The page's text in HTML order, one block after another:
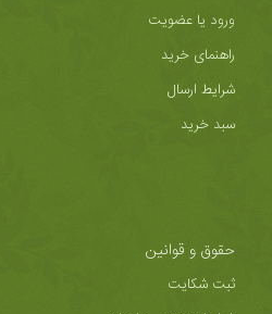
ورود یا عضویت
راهنمای خرید
شرایط ارسال
سبد خرید
حقوق و قوانین
ثبت شکایت